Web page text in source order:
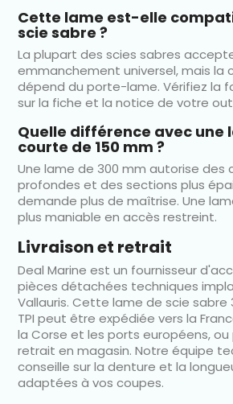
Cette lame est-elle
scie sabre ?
La plupart des scies sabres
emmanchement universel, mais la
dépend du porte-lame. Vérifiez la
sur la fiche et la notice de votre
Quelle différence avec une
courte de 150 mm ?
Une lame de 300 mm autorise des
profondes et des sections plus
demande plus de maîtrise. Une
plus maniable en accès restreint.
Livraison et retrait
Deal Marine est un fournisseur
pièces détachées techniques
Vallauris. Cette lame de scie sabre
TPI peut être expédiée vers la
la Corse et les ports européens,
retrait en magasin. Notre équipe
conseille sur la denture et la
adaptées à vos coupes.